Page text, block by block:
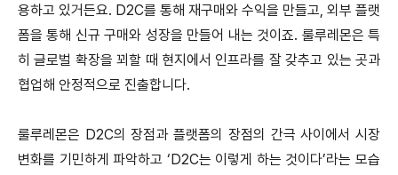
용하고 있거든요. D2C를 통해 재구매와 수익을 만들고, 외부 플랫
폼을 통해 신규 구매와 성장을 만들어 내는 것이죠. 룰루레몬은 특
히 글로벌 확장을 꾀할 때 현지에서 인프라를 잘 갖추고 있는 곳과
협업해 안정적으로 진출합니다.
룰루레몬은 D2C의 장점과 플랫폼의 장점의 간극 사이에서 시장
변화를 기민하게 파악하고 ‘D2C는 이렇게 하는 것이다’라는 모습